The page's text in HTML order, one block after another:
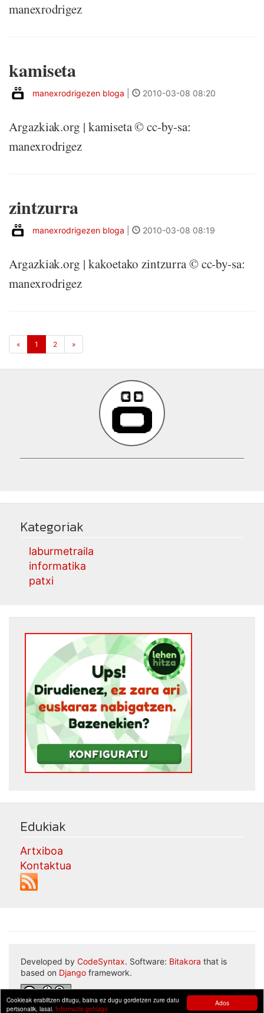
Ados
Cookieak erabiltzen ditugu, baina ez dugu gordetzen zure datu
pertsonalik, lasai. Informazio gehiago
manexrodrigez
kamiseta
manexrodrigezen bloga 2010-03-08 08:20
Argazkiak.org | kamiseta © cc-by-sa:
manexrodrigez
zintzurra
manexrodrigezen bloga 2010-03-08 08:19
Argazkiak.org | kakoetako zintzurra © cc-by-sa:
manexrodrigez
« 1 2 »
Kategoriak
laburmetraila
informatika
patxi
Edukiak
Artxiboa
Kontaktua
Developed by CodeSyntax. Software: Bitakora that is
based on Django framework.